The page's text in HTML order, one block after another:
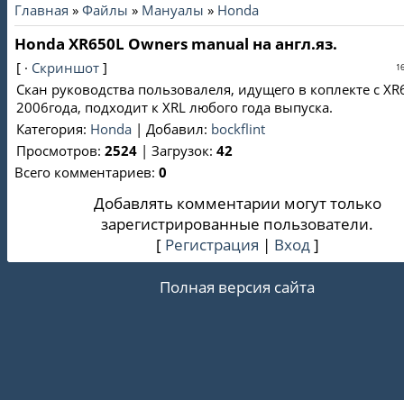
Главная » Файлы » Мануалы » Honda
Honda XR650L Owners manual на англ.яз.
[ · Скриншот ]
Скан руководства пользовалеля, идущего в коплекте с
2006года, подходит к XRL любого года выпуска.
Категория: Honda | Добавил: bockflint
Просмотров: 2524 | Загрузок: 42
Всего комментариев: 0
Добавлять комментарии могут только
зарегистрированные пользователи.
[ Регистрация | Вход]
Полная версия сайта